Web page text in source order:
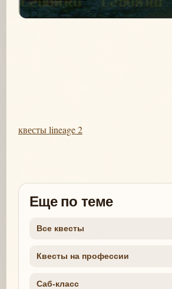
квесты lineage 2
Еще по теме
Все квесты
Квесты на профессии
Саб-класс